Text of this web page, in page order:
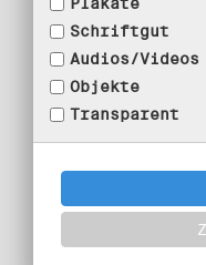
Schriftgut
Audios/Videos
Objekte
Transparent